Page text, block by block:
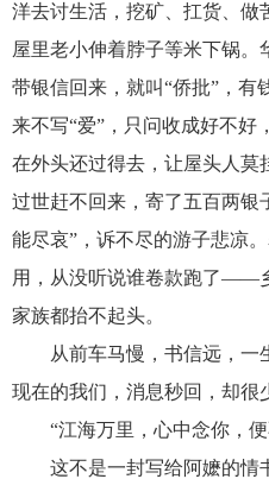
洋去讨生活，挖矿、扛货、做
屋里老小伸着脖子等米下锅。
带银信回来，就叫“侨批”，有
来不写“爱”，只问收成好不好
在外头还过得去，让屋头人莫
过世赶不回来，寄了五百两银
能尽哀”，诉不尽的游子悲凉
用，从没听说谁卷款跑了——
家族都抬不起头。
从前车马慢，书信远，一
现在的我们，消息秒回，却很
“江海万里，心中念你，
这不是一封写给阿嬷的情